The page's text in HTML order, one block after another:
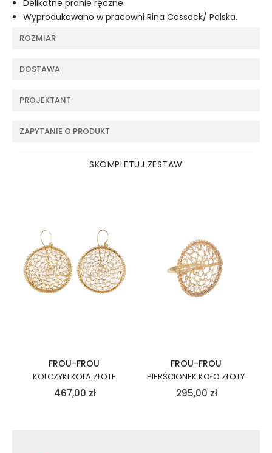
Delikatne pranie ręczne.
Wyprodukowano w pracowni Rina Cossack/ Polska.
ROZMIAR
DOSTAWA
PROJEKTANT
ZAPYTANIE O PRODUKT
SKOMPLETUJ ZESTAW
FROU-FROU
KOLCZYKI KOŁA ZŁOTE
467,00 zł
FROU-FROU
PIERŚCIONEK KOŁO ZŁOTY
295,00 zł